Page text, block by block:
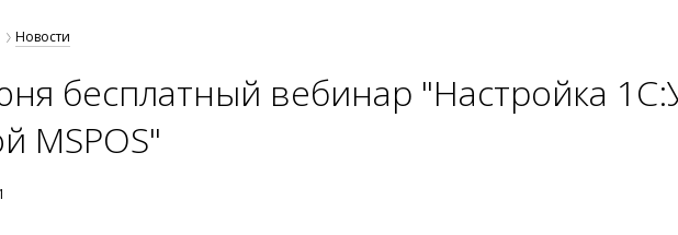
Новости
бесплатный вебинар "Настройка
MSPOS"